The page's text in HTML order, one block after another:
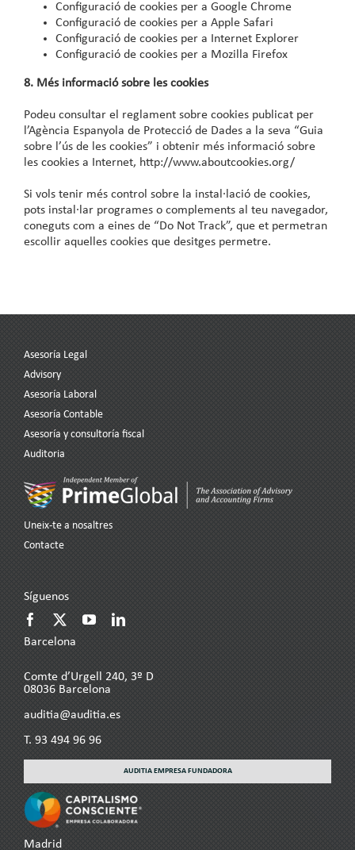
Configuració de cookies per a Google Chrome
Configuració de cookies per a Apple Safari
Configuració de cookies per a Internet Explorer
Configuració de cookies per a Mozilla Firefox
8. Més informació sobre les cookies
Podeu consultar el reglament sobre cookies publicat per
l’Agència Espanyola de Protecció de Dades a la seva “Guia
sobre l’ús de les cookies” i obtenir més informació sobre
les cookies a Internet, http://www.aboutcookies.org/
Si vols tenir més control sobre la instal·lació de cookies,
pots instal·lar programes o complements al teu navegador,
coneguts com a eines de “Do Not Track”, que et permetran
escollir aquelles cookies que desitges permetre.
Asesoría Legal
Advisory
Asesoría Laboral
Asesoría Contable
Asesoría y consultoría fiscal
Auditoria
Uneix-te a nosaltres
Contacte
Síguenos
Barcelona
Comte d’Urgell 240, 3º D
08036 Barcelona
auditia@auditia.es
T. 93 494 96 96
AUDITIA EMPRESA FUNDADORA
Madrid